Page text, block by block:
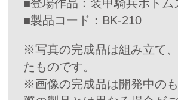
■登場作品：装甲騎兵ボトム
■製品コード：BK-210
※写真の完成品は組み立て
たものです。
※画像の完成品は開発中の